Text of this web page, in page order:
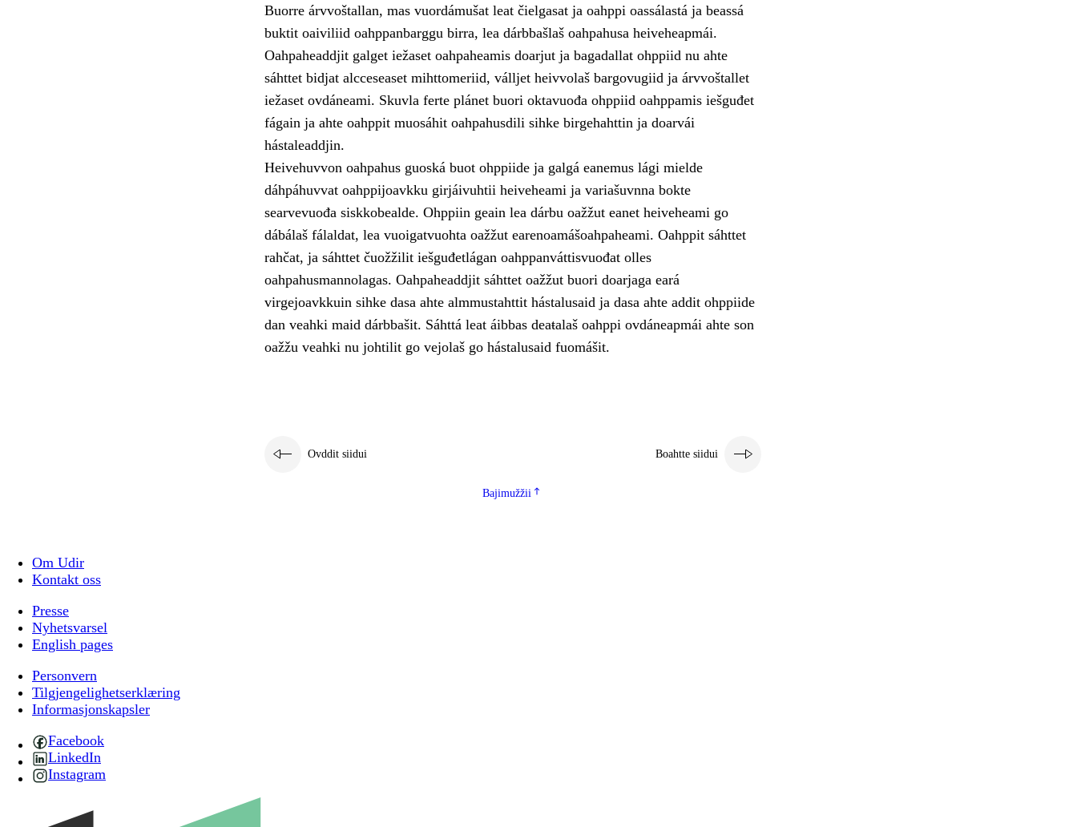
Buorre árvvoštallan, mas vuordámušat leat čielgasat ja oahppi oassálastá ja beassá
buktit oaiviliid oahppanbarggu birra, lea dárbbašlaš oahpahusa heiveheapmái.
Oahpaheaddjit galget iežaset oahpaheamis doarjut ja bagadallat ohppiid nu ahte
sáhttet bidjat alcceseaset mihttomeriid, válljet heivvolaš bargovugiid ja árvvoštallet
iežaset ovdáneami. Skuvla ferte plánet buori oktavuođa ohppiid oahppamis iešguđet
fágain ja ahte oahppit muosáhit oahpahusdili sihke birgehahttin ja doarvái
hástaleaddjin.
Heivehuvvon oahpahus guoská buot ohppiide ja galgá eanemus lági mielde
dáhpáhuvvat oahppijoavkku girjáivuhtii heiveheami ja variašuvnna bokte
searvevuođa siskkobealde. Ohppiin geain lea dárbu oažžut eanet heiveheami go
dábálaš fálaldat, lea vuoigatvuohta oažžut earenoamášoahpaheami. Oahppit sáhttet
rahčat, ja sáhttet čuožžilit iešguđetlágan oahppanváttisvuođat olles
oahpahusmannolagas. Oahpaheaddjit sáhttet oažžut buori doarjaga eará
virgejoavkkuin sihke dasa ahte almmustahttit hástalusaid ja dasa ahte addit ohppiide
dan veahki maid dárbbašit. Sáhttá leat áibbas deaŧalaš oahppi ovdáneapmái ahte son
oažžu veahki nu johtilit go vejolaš go hástalusaid fuomášit.
Ovddit siidui Boahtte siidui
Bajimužžii
Om Udir
Kontakt oss
Presse
Nyhetsvarsel
English pages
Personvern
Tilgjengelighetserklæring
Informasjonskapsler
Facebook
LinkedIn
Instagram